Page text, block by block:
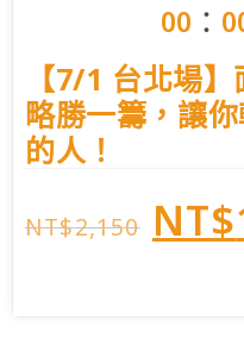
00 ： 0
【7/1 台北場
略勝一籌，讓
的人！
NT$2,150 NT$